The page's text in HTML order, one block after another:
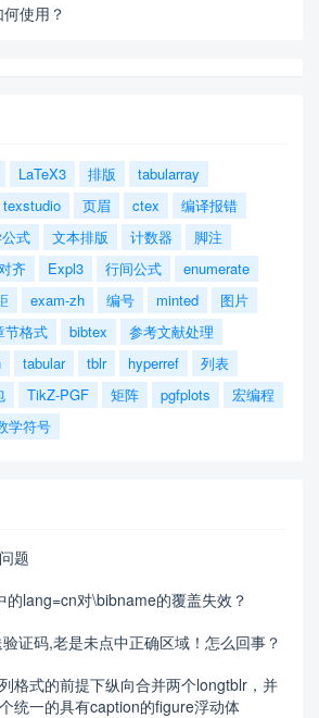
使用？
LaTeX3 排版
tabularray
texstudio 页眉 ctex
编译报错
式 文本排版 计数器
脚注
对齐 Expl3 行间公式
enumerate
exam-zh 编号 minted
图片
节格式 bibtex
参考文献处理
tabular tblr hyperref
列表
TikZ-PGF 矩阵 pgfplots
宏编程
学符号
题
的lang=cn对\bibname的覆盖失效？
证码,老是未点中正确区域！怎么回事？
格式的前提下纵向合并两个longtblr，并
统一的具有caption的figure浮动体